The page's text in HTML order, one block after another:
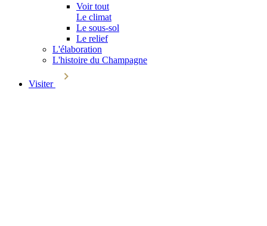
Voir tout
Le climat
Le sous-sol
Le relief
L'élaboration
L'histoire du Champagne
Visiter